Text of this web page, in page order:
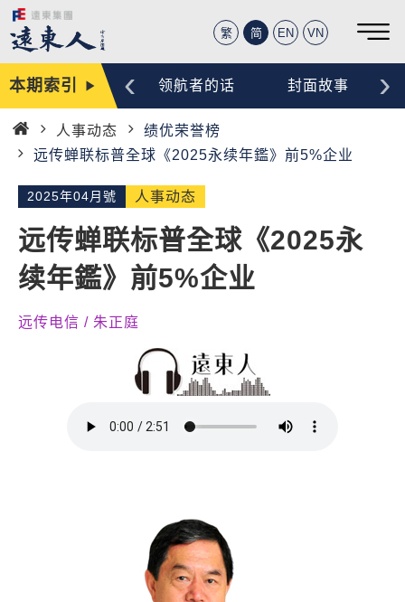
繁 简 EN VN
本期索引编辑手记 领航者的话 封面故事
‹ ›
首
人事动态
绩优荣誉榜
远传蝉联标普全球《2025永续年鑑》前5%企业
2025年04月號 人事动态
远传蝉联标普全球《2025永
续年鑑》前5%企业
远传电信 / 朱正庭